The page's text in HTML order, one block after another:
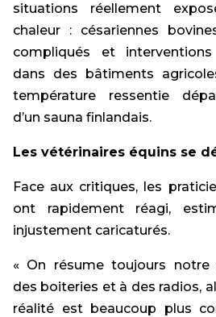
situations réellement
chaleur : césariennes
compliqués et interventions
dans des bâtiments
température ressentie
d’un sauna finlandais.
Les vétérinaires équins se
Face aux critiques, les
ont rapidement réagi,
injustement caricaturés.
« On résume toujours notre
des boiteries et à des radios,
réalité est beaucoup plus